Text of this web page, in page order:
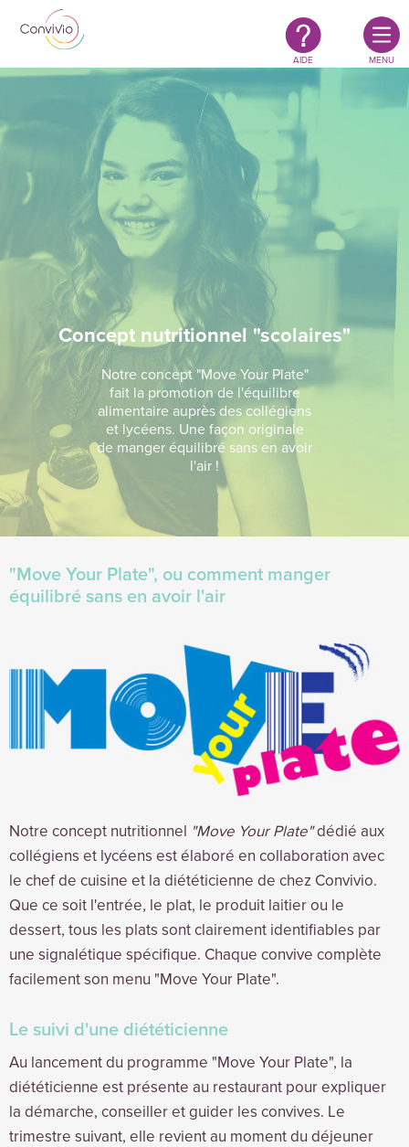
Aller au contenu principal
Restauration
authentique
responsable
AIDE MENU
Concept nutritionnel "scolaires"
Notre concept "Move Your Plate"
fait la promotion de l'équilibre
alimentaire auprès des collégiens
et lycéens. Une façon originale
de manger équilibré sans en avoir
l'air !
"Move Your Plate", ou comment manger
équilibré sans en avoir l'air
Notre concept nutritionnel "Move Your Plate"dédié aux
collégiens et lycéens est élaboré en collaboration avec
le chef de cuisine et la diététicienne de chez Convivio.
Que ce soit l'entrée, le plat, le produit laitier ou le
dessert, tous les plats sont clairement identifiables par
une signalétique spécifique. Chaque convive complète
facilement son menu "Move Your Plate".
Le suivi d'une diététicienne
Au lancement du programme "Move Your Plate", la
diététicienne est présente au restaurant pour expliquer
la démarche, conseiller et guider les convives. Le
trimestre suivant, elle revient au moment du déjeuner